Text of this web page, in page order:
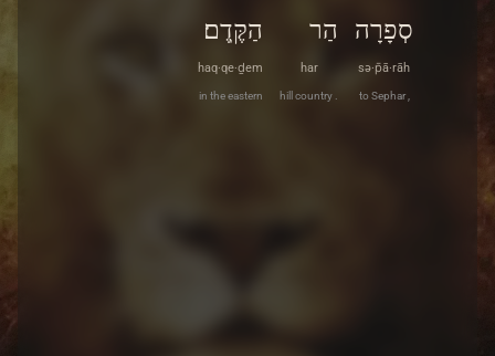
סְפָרָה
sə·p̄ā·rāh
to Sephar ,
הַר
har
hill country .
הַקֶּֽדֶם׃
haq·qe·ḏem
in the eastern